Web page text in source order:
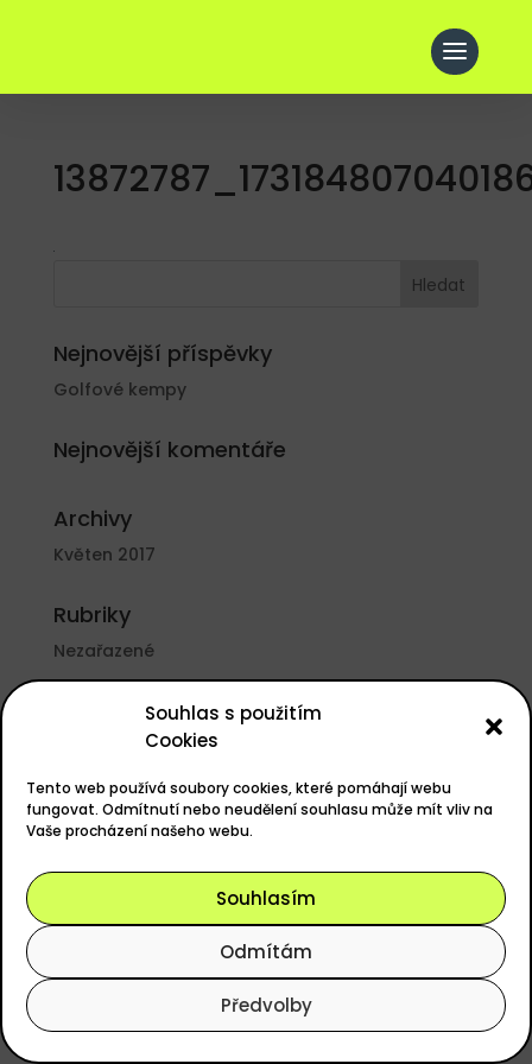
Souhlas s použitím
Cookies
Tento web používá soubory cookies, které pomáhají webu
fungovat. Odmítnutí nebo neudělení souhlasu může mít vliv na
Vaše procházení našeho webu.
Souhlasím
Odmítám
Předvolby
Nejnovější příspěvky
Golfové kempy
Nejnovější komentáře
Archivy
Květen 2017
Rubriky
Nezařazené
Základní informace
Zdroj kanálů (příspěvky)
Kanál komentářů